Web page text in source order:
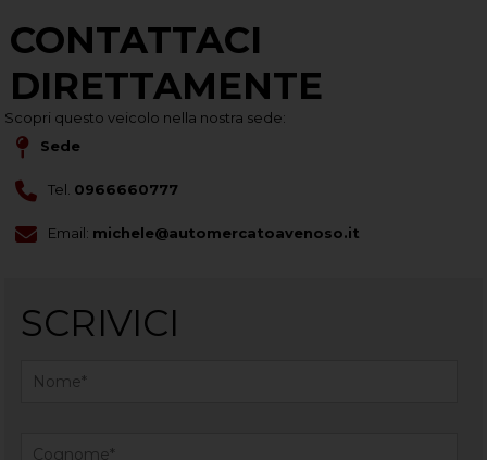
CONTATTACI
DIRETTAMENTE
Scopri questo veicolo nella nostra sede:
Sede
Tel. 0966660777
Email: michele@automercatoavenoso.it
SCRIVICI